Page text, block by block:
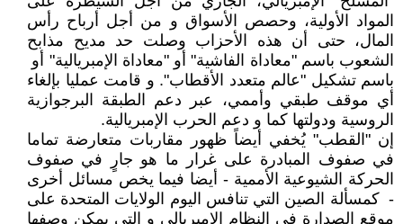
المواد الأولية، وحصص الأسواق و من أجل أرباح رأس
المال، حتى أن هذه اﻷحزاب وصلت حد مديح مذابح
الشعوب باسم "معاداة الفاشية" أو "معاداة الإمبريالية" أو
باسم تشكيل "عالم متعدد الأقطاب". و قامت عمليا بإلغاء
أي موقف طبقي وأممي، عبر دعم الطبقة البرجوازية
الروسية ودولتها كما و دعم الحرب الإمبريالية.
إن "القطب" يُخفي أيضاً ظهور مقاربات متعارضة تماما
في صفوف المبادرة على غرار ما هو جارٍ في صفوف
الحركة الشيوعية الأممية - أيضا فيما يخص مسائل أخرى
- كمسألة الصين التي تنافس اليوم الولايات المتحدة على
موقع الصدارة في النظام الإمبريالي و التي يمكن وصفها